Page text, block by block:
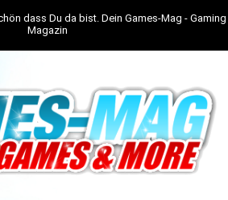
dass Du da bist. Dein Games-Mag - Gaming
Magazin